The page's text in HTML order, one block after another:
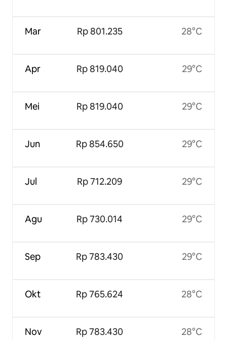
Mar
Apr
Mei
Jun
Jul
Agu
Sep
Okt
Nov
Rp 801.235
Rp 819.040
Rp 819.040
Rp 854.650
Rp 712.209
Rp 730.014
Rp 783.430
Rp 765.624
Rp 783.430
28°C
29°C
29°C
29°C
29°C
29°C
29°C
28°C
28°C